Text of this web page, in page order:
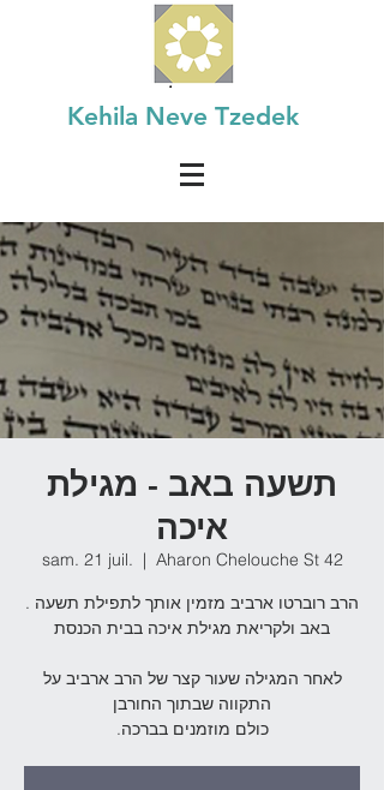
Kehila Neve Tzedek
תשעה באב - מגילת
איכה
sam. 21 juil.
  |
Aharon Chelouche St 42
. הרב רוברטו ארביב מזמין אותך לתפילת תשעה
באב ולקריאת מגילת איכה בבית הכנסת
לאחר המגילה שעור קצר של הרב ארביב על
התקווה שבתוך החורבן
.כולם מוזמנים בברכה